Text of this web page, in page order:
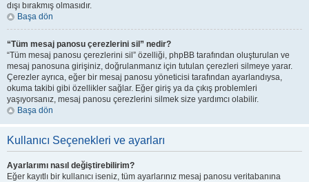
dışı bırakmış olmasıdır.
Başa dön
“Tüm mesaj panosu çerezlerini sil” nedir?
“Tüm mesaj panosu çerezlerini sil” özelliği, phpBB tarafından oluşturulan ve
mesaj panosuna girişiniz, doğrulanmanız için tutulan çerezleri silmeye yarar.
Çerezler ayrıca, eğer bir mesaj panosu yöneticisi tarafından ayarlandıysa,
okuma takibi gibi özellikler sağlar. Eğer giriş ya da çıkış problemleri
yaşıyorsanız, mesaj panosu çerezlerini silmek size yardımcı olabilir.
Başa dön
Kullanıcı Seçenekleri ve ayarları
Ayarlarımı nasıl değiştirebilirim?
Eğer kayıtlı bir kullanıcı iseniz, tüm ayarlarınız mesaj panosu veritabanına